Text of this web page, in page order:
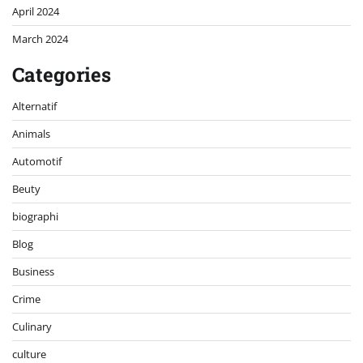
April 2024
March 2024
Categories
Alternatif
Animals
Automotif
Beuty
biographi
Blog
Business
Crime
Culinary
culture